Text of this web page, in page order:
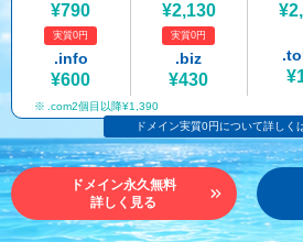
プレミアムドメイン
人気ドメインの種類
WHOIS検索
バリュードメインAPI
ドメイン・ホスティングOEM
ドメインコンシェルジュ
Value Domain Analyzer
Value AI Writer
従来のバリュードメインをご
Value Domainにロ
外部サービスでの登録が一部未対応（Google等）
ユーザー登録
従来のバリュードメインをご
Value Domainユーザ
¥790 ¥2,130
実質0円
.info
¥600
実質0円
.biz
¥430
.com2個目以降¥1,390
ドメイン実質0円について詳しく
ドメイン永久無料
詳しく見る